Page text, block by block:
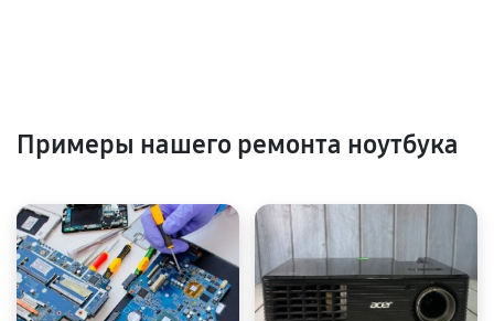
Примеры нашего ремонта ноутбука